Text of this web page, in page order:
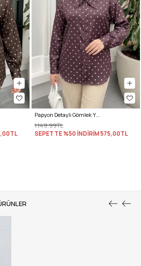
1.149,99TL
SEPETTE %50 İNDİRİM575,00TL